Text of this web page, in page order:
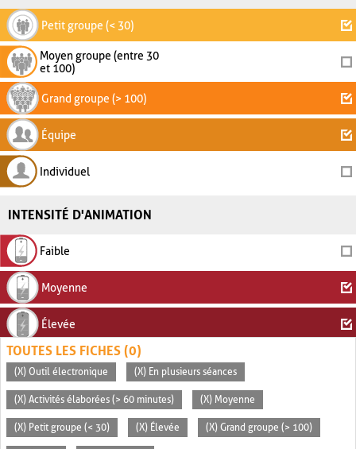
Petit groupe (< 30)
Moyen groupe (entre 30
et 100)
Grand groupe (> 100)
Équipe
Individuel
INTENSITÉ D'ANIMATION
Faible
Moyenne
Élevée
TOUTES LES FICHES (0)
(X) Outil électronique (X) En plusieurs séances
(X) Activités élaborées (> 60 minutes) (X) Moyenne
(X) Petit groupe (< 30) (X) Élevée (X) Grand groupe (> 100)